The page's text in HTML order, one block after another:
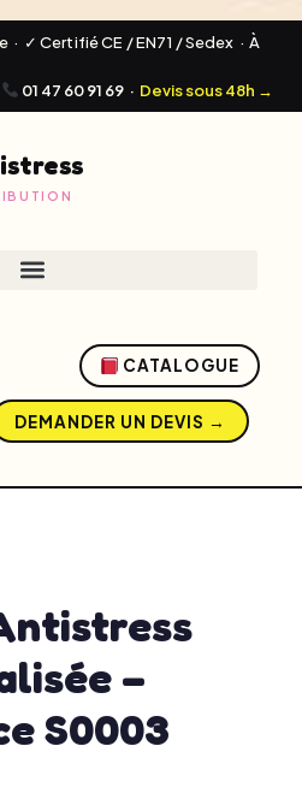
· ✓ Certifié CE / EN71 / Sedex · À
01 47 60 91 69 · Devis sous 48h →
CATALOGUE
DEMANDER UN DEVIS →
–
S0003